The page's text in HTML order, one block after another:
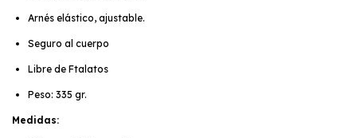
Arnés elástico, ajustable.
Seguro al cuerpo
Libre de Ftalatos
Peso: 335 gr.
Medidas: